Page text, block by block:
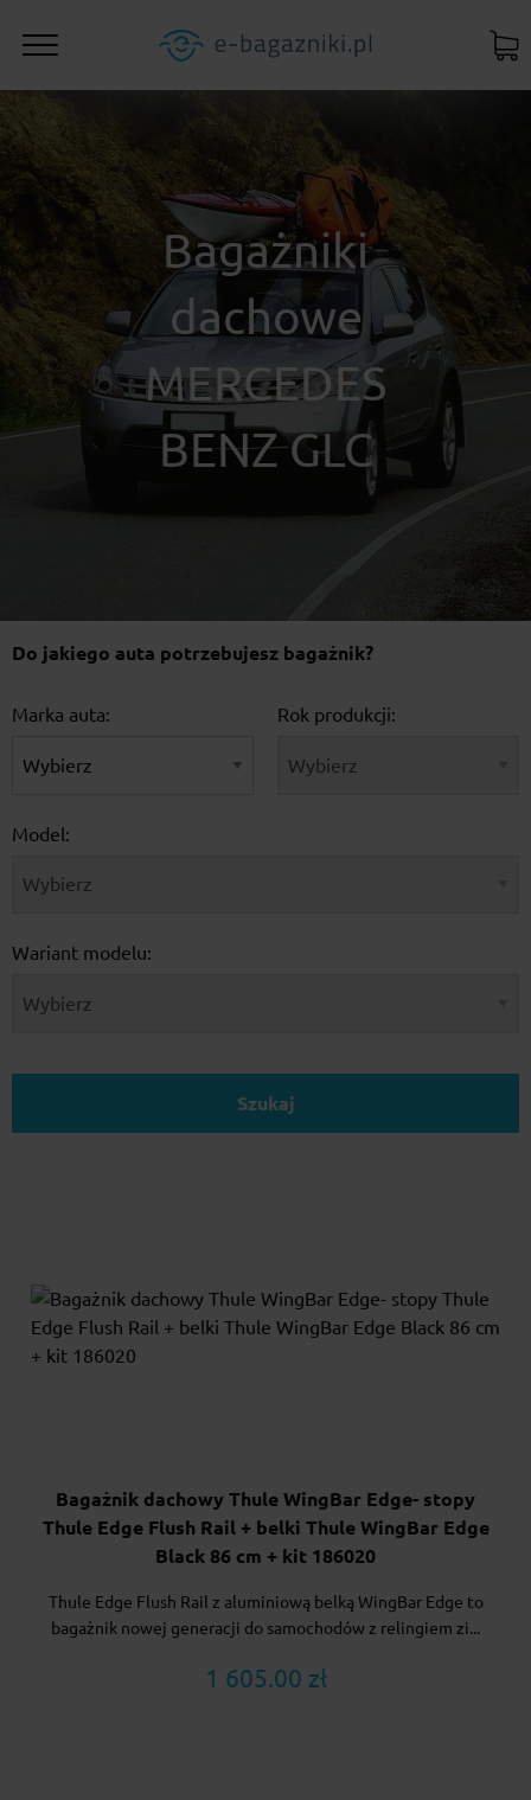
Bagażniki
dachowe
MERCEDES
BENZ GLC
Do jakiego auta potrzebujesz bagażnik?
Marka auta: Rok produkcji:
Model:
Wariant modelu:
Szukaj
Bagażnik dachowy Thule WingBar Edge- stopy
Thule Edge Flush Rail + belki Thule WingBar Edge
Black 86 cm + kit 186020
Thule Edge Flush Rail z aluminiową belką WingBar Edge to
bagażnik nowej generacji do samochodów z relingiem zi...
1 605.00 zł